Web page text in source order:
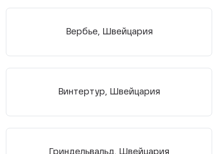
Вербье, Швейцария
Винтертур, Швейцария
Гриндельвальд, Швейцария